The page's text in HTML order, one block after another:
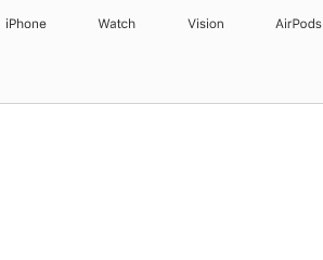
iPhone Watch Vision AirPods